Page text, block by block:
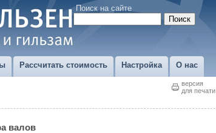
Поиск на сайте
Рассчитать стоимость Настройка О нас
версия
для печати
валов